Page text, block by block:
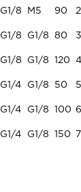
G1/8 M5 90
G1/8 G1/8 80
G1/8 G1/8 120
G1/4 G1/8 50
G1/4 G1/8 100
G1/4 G1/8 150